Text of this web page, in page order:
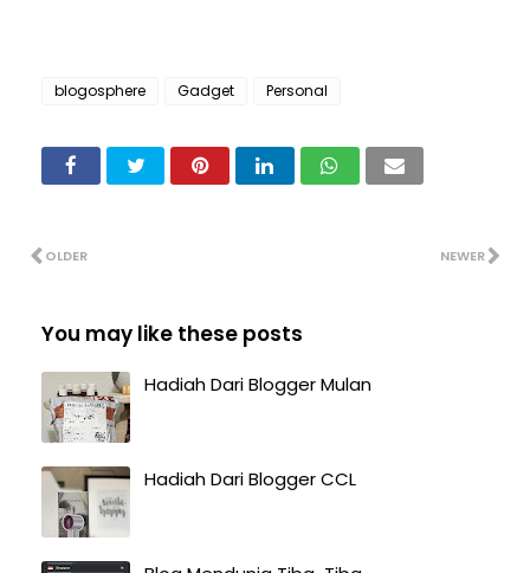
blogosphere Gadget Personal
NEWER
OLDER
You may like these posts
Hadiah Dari Blogger Mulan
Hadiah Dari Blogger CCL